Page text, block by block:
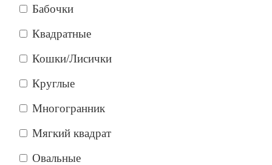
Бабочки
Квадратные
Кошки/Лисички
Круглые
Многогранник
Мягкий квадрат
Овальные